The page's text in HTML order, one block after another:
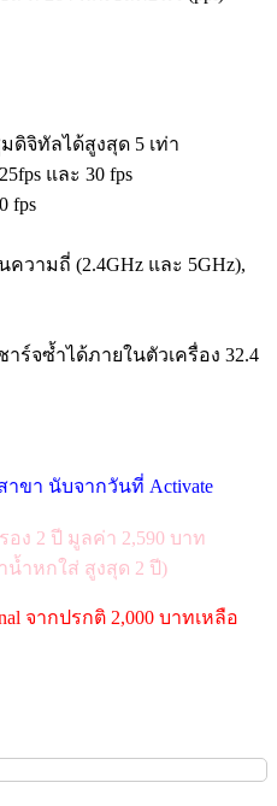
ดิจิทัลได้สูงสุด 5 เท่า
และ 30 fps
fps
นความถี่ (2.4GHz และ 5GHz),
ร์จซ้ำได้ภายในตัวเครื่อง 32.4
าขา นับจากวันที่ Activate
อง 2 ปี มูลค่า 2,590 บาท
ำหกใส่ สูงสุด 2 ปี)
จากปรกติ 2,000 บาทเหลือ